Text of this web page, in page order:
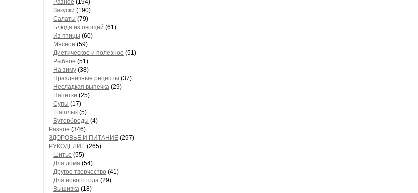
Разное (194)
Закуски (190)
Салаты (79)
Блюда из овощей (61)
Из птицы (60)
Мясное (59)
Диетическое и полезное (51)
Рыбное (51)
На зиму (38)
Праздничные рецепты (37)
Несладкая выпечка (29)
Напитки (25)
Супы (17)
Шашлык (5)
Бутерброды (4)
Разное (346)
ЗДОРОВЬЕ И ПИТАНИЕ (297)
РУКОДЕЛИЕ (265)
Шитье (55)
Для дома (54)
Другое творчество (41)
Для нового года (29)
Вышивка (18)